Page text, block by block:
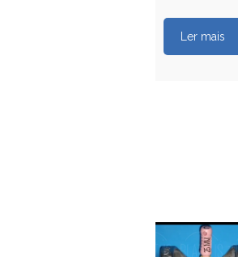
Ler mais